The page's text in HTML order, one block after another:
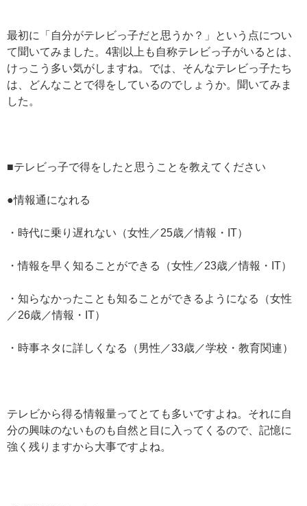
最初に「自分がテレビっ子だと思うか？」という点につい
て聞いてみました。4割以上も自称テレビっ子がいるとは、
けっこう多い気がしますね。では、そんなテレビっ子たち
は、どんなことで得をしているのでしょうか。聞いてみま
した。
■テレビっ子で得をしたと思うことを教えてください
●情報通になれる
・時代に乗り遅れない（女性／25歳／情報・IT）
・情報を早く知ることができる（女性／23歳／情報・IT）
・知らなかったことも知ることができるようになる（女性
／26歳／情報・IT）
・時事ネタに詳しくなる（男性／33歳／学校・教育関連）
テレビから得る情報量ってとても多いですよね。それに自
分の興味のないものも自然と目に入ってくるので、記憶に
強く残りますから大事ですよね。